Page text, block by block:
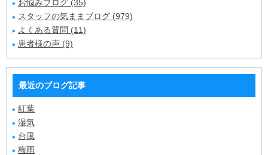
お悩みブログ (35)
スタッフの気ままブログ (979)
よくある質問 (11)
患者様の声 (9)
最近のブログ記事
紅葉
湿気
台風
梅雨